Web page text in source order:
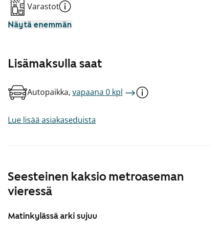
Seesteinen kaksio metroaseman
vieressä
Matinkylässä arki sujuu
Varastot
Näytä enemmän
Lisämaksulla saat
Autopaikka, vapaana 0 kpl
Lue lisää asiakaseduista